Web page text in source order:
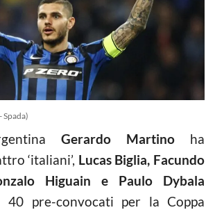
Spada)
Gerardo Martino ha
‘italiani’, Lucas Biglia, Facundo
Higuain e Paulo Dybala
pre-convocati per la Coppa